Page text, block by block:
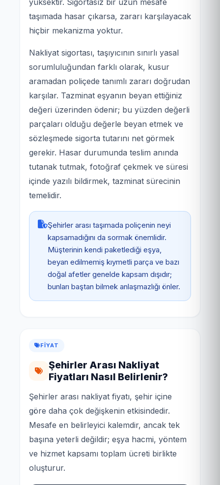
yüksektir. Sigortasız bir uzun mesafe
taşımada hasar çıkarsa, zararı karşılayacak
hiçbir mekanizma yoktur.
Nakliyat sigortası, taşıyıcının sınırlı yasal
sorumluluğundan farklı olarak, kusur
aramadan poliçede tanımlı zararı doğrudan
karşılar. Tazminat eşyanın beyan ettiğiniz
değeri üzerinden ödenir; bu yüzden değerli
parçaları olduğu değerle beyan etmek ve
sözleşmede sigorta tutarını net görmek
gerekir. Hasar durumunda teslim anında
tutanak tutmak, fotoğraf çekmek ve süresi
içinde yazılı bildirmek, tazminat sürecinin
temelidir.
Şehirler arası taşımada poliçenin neyi
kapsamadığını da sormak önemlidir.
Müşterinin kendi paketlediği eşya,
beyan edilmemiş kıymetli parça ve bazı
doğal afetler genelde kapsam dışıdır;
bunları baştan bilmek anlaşmazlığı önler.
FIYAT
Şehirler Arası Nakliyat
Fiyatları Nasıl Belirlenir?
Şehirler arası nakliyat fiyatı, şehir içine
göre daha çok değişkenin etkisindedir.
Mesafe en belirleyici kalemdir, ancak tek
başına yeterli değildir; eşya hacmi, yöntem
ve hizmet kapsamı toplam ücreti birlikte
oluşturur.